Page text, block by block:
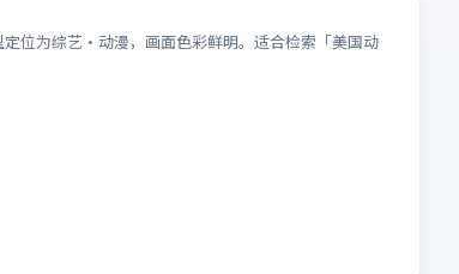
位为综艺·动漫，画面色彩鲜明。适合检索「美国动